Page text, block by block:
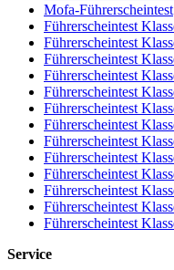
Mofa-Führerscheintest
Führerscheintest
Führerscheintest
Führerscheintest
Führerscheintest
Führerscheintest
Führerscheintest
Führerscheintest
Führerscheintest
Führerscheintest
Führerscheintest
Führerscheintest
Führerscheintest
Führerscheintest
Service